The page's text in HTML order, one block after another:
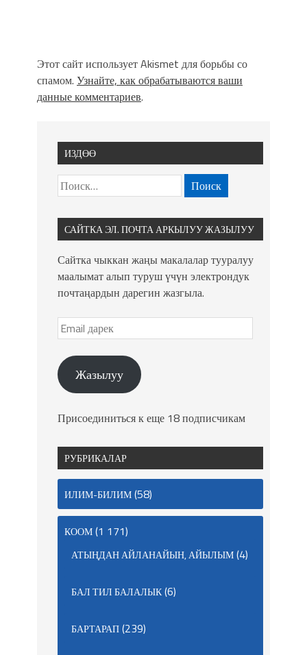
Этот сайт использует Akismet для борьбы со
спамом. Узнайте, как обрабатываются ваши
данные комментариев.
ИЗДӨӨ
САЙТКА ЭЛ. ПОЧТА АРКЫЛУУ ЖАЗЫЛУУ
Сайтка чыккан жаңы макалалар тууралуу
маалымат алып туруш үчүн электрондук
почтаңардын дарегин жазгыла.
Жазылуу
Присоединиться к еще 18 подписчикам
РУБРИКАЛАР
ИЛИМ-БИЛИМ(58)
КООМ(1 171)
АТЫҢДАН АЙЛАНАЙЫН, АЙЫЛЫМ(4)
БАЛ ТИЛ БАЛАЛЫК(6)
БАРТАРАП(239)